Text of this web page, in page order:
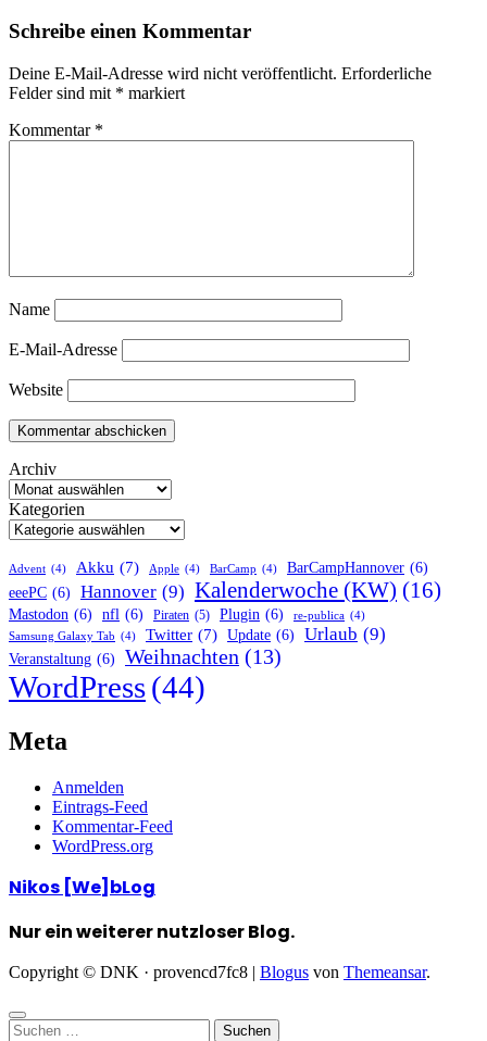
Schreibe einen Kommentar
Deine E-Mail-Adresse wird nicht veröffentlicht. Erforderliche
Felder sind mit * markiert
Kommentar *
Name
E-Mail-Adresse
Website
Archiv
Kategorien
Advent (4) Akku (7) Apple (4) BarCamp (4) BarCampHannover (6)
eeePC (6) Hannover (9) Kalenderwoche (KW) (16)
Mastodon (6) nfl (6) Piraten (5) Plugin (6) re-publica (4)
Samsung Galaxy Tab (4) Twitter (7) Update (6) Urlaub (9)
Veranstaltung (6) Weihnachten (13)
WordPress(44)
Meta
Anmelden
Eintrags-Feed
Kommentar-Feed
WordPress.org
Nikos [We]bLog
Nur ein weiterer nutzloser Blog.
Copyright © DNK · provencd7fc8 | Blogus von Themeansar.
Suchen